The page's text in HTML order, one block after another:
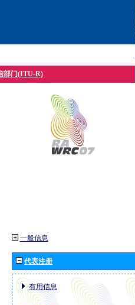
部门(ITU-R)
一般信息
代表注册
有用信息